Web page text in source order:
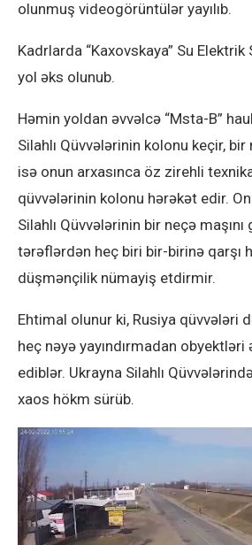
olunmuş videogörüntülər yayılıb.
Kadrlarda “Kaxovskaya” Su Elektrik
yol əks olunub.
Həmin yoldan əvvəlcə “Msta-B”
Silahlı Qüvvələrinin kolonu keçir,
isə onun arxasınca öz zirehli
qüvvələrinin kolonu hərəkət edir.
Silahlı Qüvvələrinin bir neçə maşını
tərəflərdən heç biri bir-birinə qarşı
düşmənçilik nümayiş etdirmir.
Ehtimal olunur ki, Rusiya qüvvələri
heç nəyə yayındırmadan
ediblər. Ukrayna Silahlı
xaos hökm sürüb.